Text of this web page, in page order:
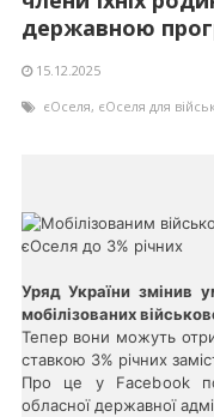
державною
15.12.2025
єОселя, єОселя для
Уряд України змінив
мобілізованих
Тепер вони можуть
ставкою 3% річних
Про це у Facebook
обласної державної